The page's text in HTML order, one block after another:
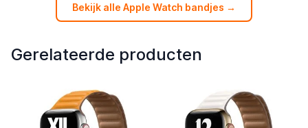
Bekijk alle Apple Watch bandjes →
Gerelateerde producten